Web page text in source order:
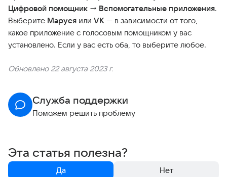
Цифровой помощник → Вспомогательные приложения.
Выберите Маруся или VK — в зависимости от того,
какое приложение с голосовым помощником у вас
установлено. Если у вас есть оба, то выберите любое.
Обновлено 22 августа 2023 г.
Служба поддержки
Поможем решить проблему
Эта статья полезна?
Да Нет